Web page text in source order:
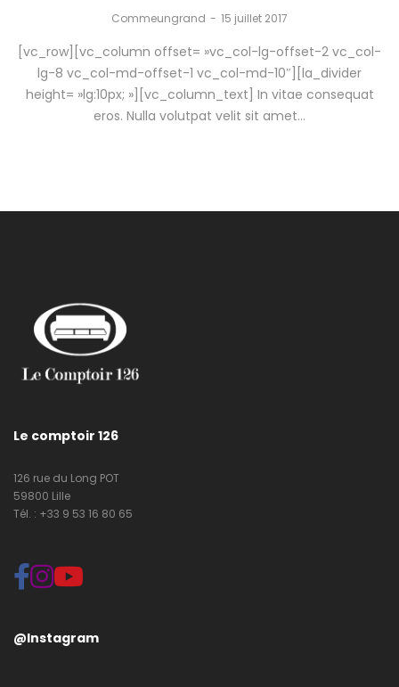
by
Commeungrand 15 juillet 2017
[vc_row][vc_column offset= »vc_col-lg-offset-2 vc_col-
lg-8 vc_col-md-offset-1 vc_col-md-10″][la_divider
height= »lg:10px; »][vc_column_text] In vitae consequat
eros. Nulla volutpat velit sit amet…
Le comptoir 126
126 rue du Long POT
59800 Lille
Tél. : +33 9 53 16 80 65
@Instagram